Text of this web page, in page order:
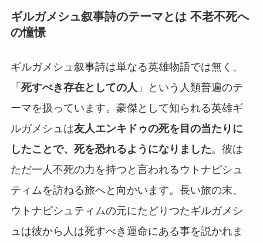
ギルガメシュ叙事詩のテーマとは 不老不死へ
の憧憬
ギルガメシュ叙事詩は単なる英雄物語では無く、
「 死すべき存在としての人 」という人類普遍のテ
ーマを扱っています。豪傑として知られる英雄ギ
ルガメシュは友人エンキドゥの死を目の当たりに
したことで、死を恐れるようになりました。彼は
ただ一人不死の力を持つと言われるウトナピシュ
ティムを訪ねる旅へと向かいます。長い旅の末、
ウトナピシュティムの元にたどりつたギルガメシ
ュは彼から人は死すべき運命にある事を説かれま